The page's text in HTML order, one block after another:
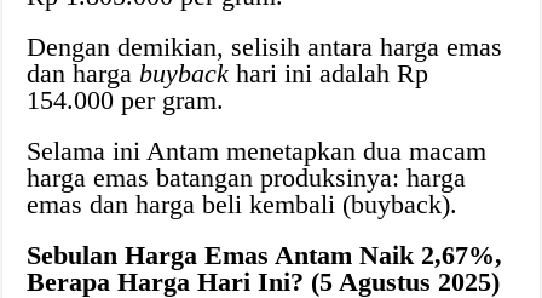
Dengan demikian, selisih antara harga emas
dan harga buyback hari ini adalah Rp
154.000 per gram.
Selama ini Antam menetapkan dua macam
harga emas batangan produksinya: harga
emas dan harga beli kembali (buyback).
Sebulan Harga Emas Antam Naik 2,67%,
Berapa Harga Hari Ini? (5 Agustus 2025)